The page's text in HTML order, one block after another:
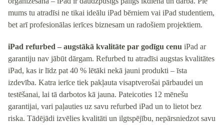
mums tu atradīsi ne tikai ideālu iPad bērniem vai iPad studentiem,
bet arī profesionālas ierīces biznesam un radošiem projektiem.
iPad refurbed – augstākā kvalitāte par godīgu cenu iPad ar
garantiju nav jābūt dārgam. Refurbed tu atradīsi augstas kvalitātes
iPad, kas ir līdz pat 40 % lētāki nekā jauni produkti – īsta
izdevība. Katra ierīce tiek pakļauta visaptverošai pārbaudei un
testēšanai, lai tā darbotos kā jauna. Pateicoties 12 mēnešu
garantijai, vari paļauties uz savu refurbed iPad un to lietot bez
riska. Tādējādi izvēlies kvalitāti un ilgtspējību, nepārsniedzot savu